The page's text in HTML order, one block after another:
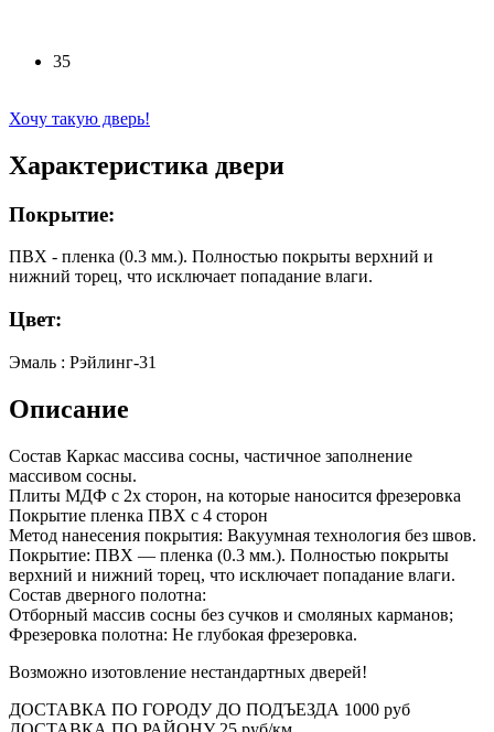
35
Хочу такую дверь!
Характеристика двери
Покрытие:
ПВХ - пленка (0.3 мм.). Полностью покрыты верхний и
нижний торец, что исключает попадание влаги.
Цвет:
Эмаль : Рэйлинг-31
Описание
Состав Каркас массива сосны, частичное заполнение
массивом сосны.
Плиты МДФ с 2х сторон, на которые наносится фрезеровка
Покрытие пленка ПВХ с 4 сторон
Метод нанесения покрытия: Вакуумная технология без швов.
Покрытие: ПВХ — пленка (0.3 мм.). Полностью покрыты
верхний и нижний торец, что исключает попадание влаги.
Состав дверного полотна:
Отборный массив сосны без сучков и смоляных карманов;
Фрезеровка полотна: Не глубокая фрезеровка.
Возможно изотовление нестандартных дверей!
ДОСТАВКА ПО ГОРОДУ ДО ПОДЪЕЗДА 1000 руб